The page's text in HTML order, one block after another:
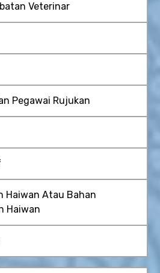
Veterinar
Pegawai Rujukan
Haiwan Atau Bahan
Haiwan